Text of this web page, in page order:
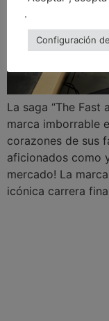
La saga “The Fast
marca imborrable
corazones de sus
aficionados como
mercado! La
icónica carrera
.
Configuración